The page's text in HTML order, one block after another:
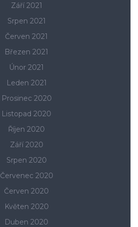
Září 2021
Srpen 2021
Červen 2021
Březen 2021
Únor 2021
Leden 2021
Prosinec 2020
Listopad 2020
Říjen 2020
Září 2020
Srpen 2020
Červenec 2020
Červen 2020
Květen 2020
Duben 2020